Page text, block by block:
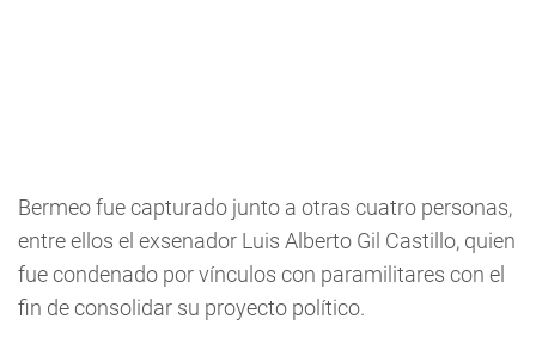
Bermeo fue capturado junto a otras cuatro personas,
entre ellos el exsenador Luis Alberto Gil Castillo, quien
fue condenado por vínculos con paramilitares con el
fin de consolidar su proyecto político.